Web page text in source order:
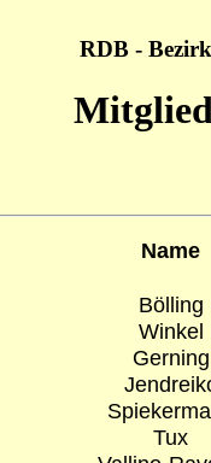
RDB -
Name
Bölling
Winkel
Gerning
Tux